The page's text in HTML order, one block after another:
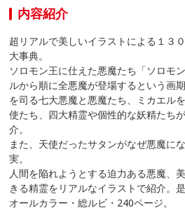
内容紹介
超リアルで美しいイラストによる１３
大事典。
ソロモン王に仕えた悪魔たち「ソロモ
ルから順に全悪魔が登場するという画
を司る七大悪魔と悪魔たち、ミカエル
使たち、四大精霊や個性的な妖精たち
介。
また、天使だったサタンがなぜ悪魔に
実。
人間を陥れようとする迫力ある悪魔、
きる精霊をリアルなイラストで紹介。
オールカラー・総ルビ・240ページ。